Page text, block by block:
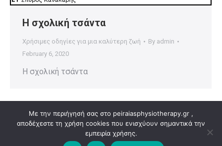
Η σχολική τσάντα
Χρήσιμες οδηγίες για μια καλύτερη ζωή By admin
February 6, 2020
Η σχολική τσάντα
Με την περιήγησή σας στο peiraiasphysiotherapy.gr ,
αποδέχεστε τη χρήση cookies που ενισχύουν σημαντικά την
εμπειρία χρήσης.